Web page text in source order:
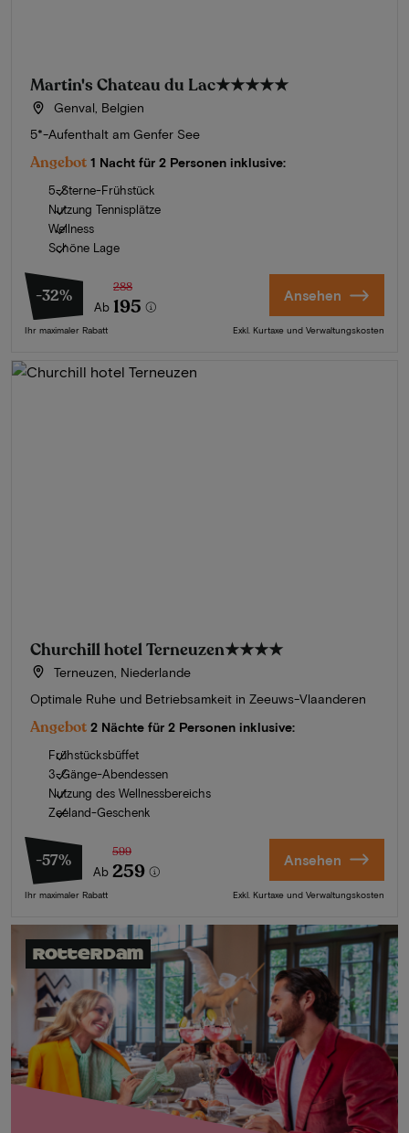
Martin's Chateau du Lac★★★★★
Genval, Belgien
5*-Aufenthalt am Genfer See
Angebot 1 Nacht für 2 Personen inklusive:
5-Sterne-Frühstück
Nutzung Tennisplätze
Wellness
Schöne Lage
-32%
Ab
288
195
Ihr maximaler Rabatt
Ansehen
Exkl. Kurtaxe und Verwaltungskosten
Churchill hotel Terneuzen★★★★
Terneuzen, Niederlande
Optimale Ruhe und Betriebsamkeit in Zeeuws-Vlaanderen
Angebot 2 Nächte für 2 Personen inklusive:
Frühstücksbüffet
3-Gänge-Abendessen
Nutzung des Wellnessbereichs
Zeeland-Geschenk
-57%
Ab
599
259
Ihr maximaler Rabatt
Ansehen
Exkl. Kurtaxe und Verwaltungskosten
Rotterdam